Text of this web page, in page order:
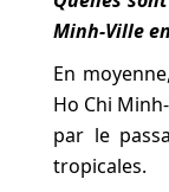
Minh-Ville
En
Ho Chi
par le
tropicales.